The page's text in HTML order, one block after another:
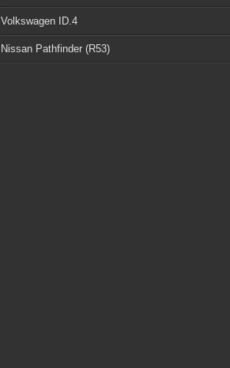
Volkswagen ID.4
Nissan Pathfinder (R53)